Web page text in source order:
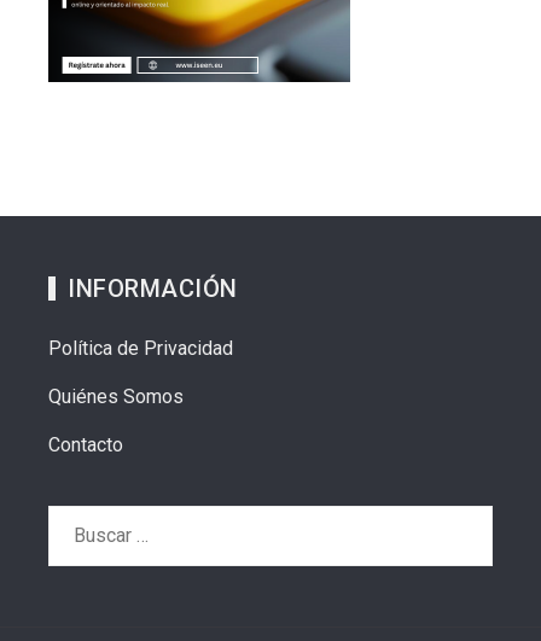
INFORMACIÓN
Política de Privacidad
Quiénes Somos
Contacto